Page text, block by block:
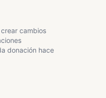
cambios
donación hace